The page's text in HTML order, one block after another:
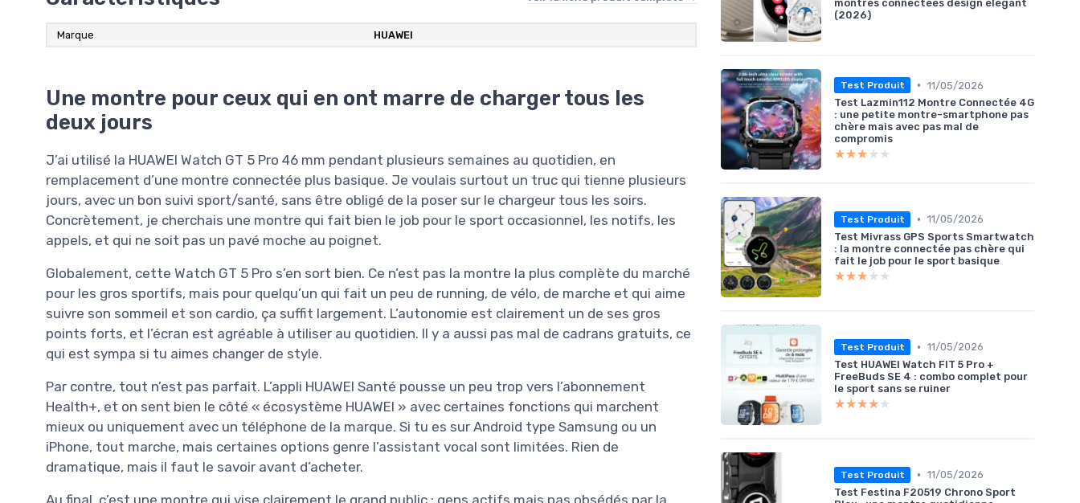
Marque HUAWEI
Une montre pour ceux qui en ont marre de charger tous les
deux jours
J’ai utilisé la HUAWEI Watch GT 5 Pro 46 mm pendant plusieurs semaines au quotidien, en
remplacement d’une montre connectée plus basique. Je voulais surtout un truc qui tienne plusieurs
jours, avec un bon suivi sport/santé, sans être obligé de la poser sur le chargeur tous les soirs.
Concrètement, je cherchais une montre qui fait bien le job pour le sport occasionnel, les notifs, les
appels, et qui ne soit pas un pavé moche au poignet.
Globalement, cette Watch GT 5 Pro s’en sort bien. Ce n’est pas la montre la plus complète du marché
pour les gros sportifs, mais pour quelqu’un qui fait un peu de running, de vélo, de marche et qui aime
suivre son sommeil et son cardio, ça suffit largement. L’autonomie est clairement un de ses gros
points forts, et l’écran est agréable à utiliser au quotidien. Il y a aussi pas mal de cadrans gratuits, ce
qui est sympa si tu aimes changer de style.
Par contre, tout n’est pas parfait. L’appli HUAWEI Santé pousse un peu trop vers l’abonnement
Health+, et on sent bien le côté « écosystème HUAWEI » avec certaines fonctions qui marchent
mieux ou uniquement avec un téléphone de la marque. Si tu es sur Android type Samsung ou un
iPhone, tout marche, mais certaines options genre l’assistant vocal sont limitées. Rien de
dramatique, mais il faut le savoir avant d’acheter.
Au final, c’est une montre qui vise clairement le grand public : gens actifs mais pas obsédés par la
montres connectées design élégant
(2026)
Test Produit • 11/05/2026
Test Lazmin112 Montre Connectée 4G
: une petite montre-smartphone pas
chère mais avec pas mal de
compromis
★★★★★
★★★★★
Test Produit • 11/05/2026
Test Mivrass GPS Sports Smartwatch
: la montre connectée pas chère qui
fait le job pour le sport basique
★★★★★
★★★★★
Test Produit • 11/05/2026
Test HUAWEI Watch FIT 5 Pro +
FreeBuds SE 4 : combo complet pour
le sport sans se ruiner
★★★★★
★★★★★
Test Produit • 11/05/2026
Test Festina F20519 Chrono Sport